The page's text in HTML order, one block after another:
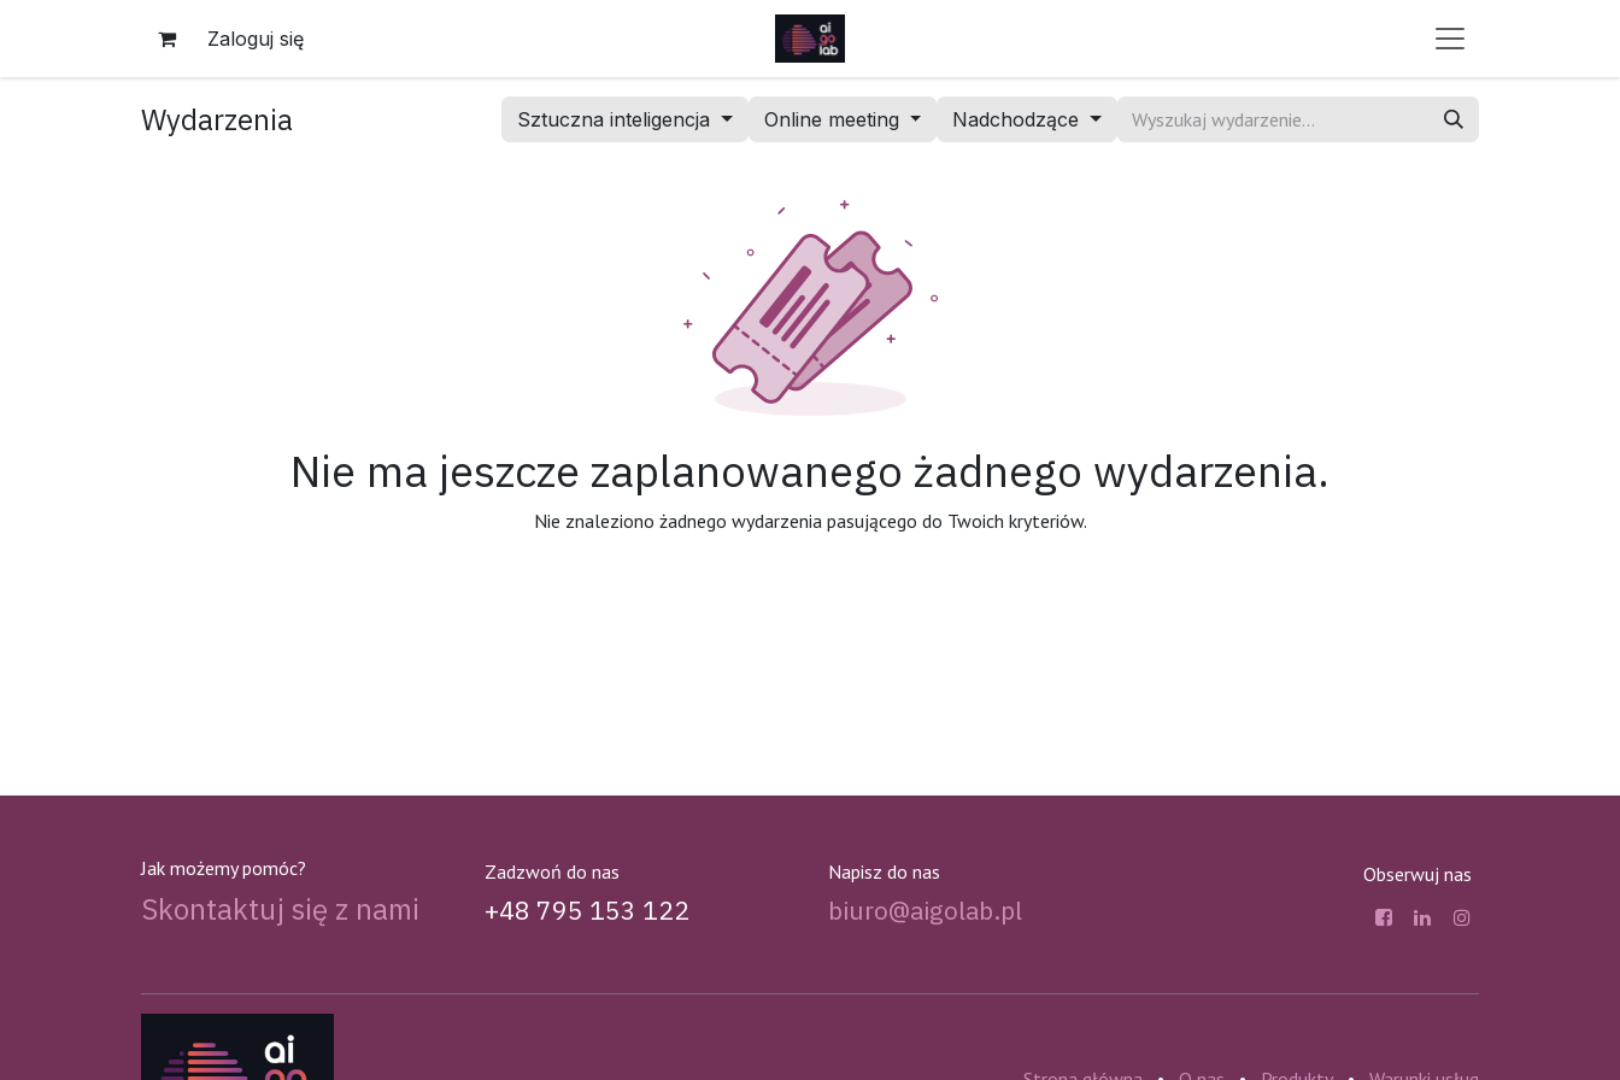
Zaloguj się
Wydarzenia Sztuczna inteligencja Online meeting Nadchodzące
Nie ma jeszcze zaplanowanego żadnego wydarzenia.
Nie znaleziono żadnego wydarzenia pasującego do Twoich kryteriów.
Jak możemy pomóc?
Skontaktuj się z nami
Zadzwoń do nas
+48 795 153 122
Napisz do nas
biuro@aigolab.pl
Obserwuj nas